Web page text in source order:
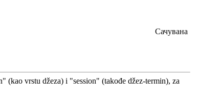
Сачувана
(kao vrstu džeza) i "session" (takođe džez-termin), za